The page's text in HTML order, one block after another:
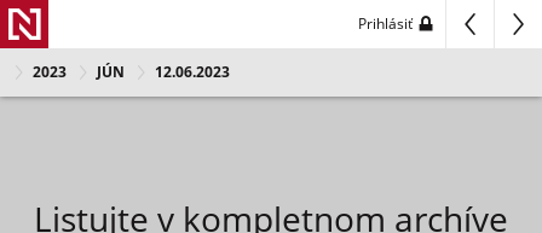
Prihlásiť
2023 JÚN 12.06.2023
Listujte v kompletnom archíve